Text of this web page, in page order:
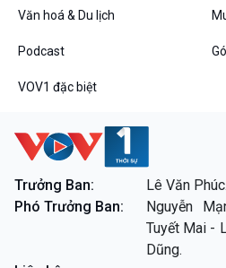
VOV1 đặc biệt
Văn hoá & Du lịch
Podcast
VOV1 đặc biệt
Trưởng Ban:
Lê Văn Phúc.
Phó Trưởng Ban:
Nguyễn
Tuyết Mai -
Dũng.